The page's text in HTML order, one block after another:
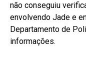
não conseguiu
envolvendo Jade e
Departamento de
informações.